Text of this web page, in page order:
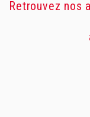
Retrouvez nos